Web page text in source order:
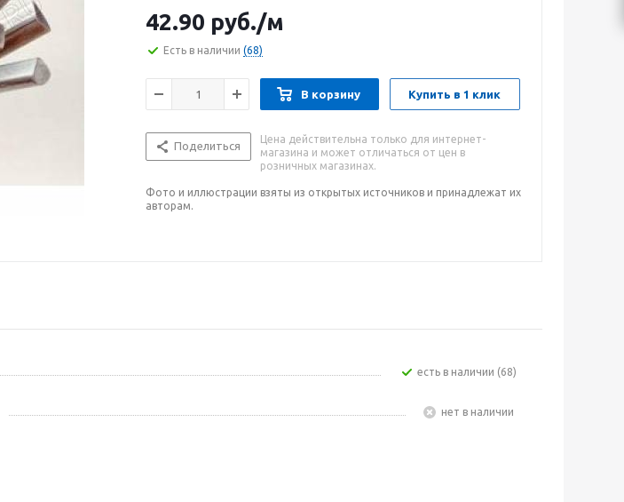
42.90 руб./м
Есть в наличии (68)
В корзину Купить в 1 клик
Поделиться
Цена действительна только для интернет-
магазина и может отличаться от цен в
розничных магазинах.
Фото и иллюстрации взяты из открытых источников и принадлежат их
авторам.
Есть в наличии (68)
Нет в наличии